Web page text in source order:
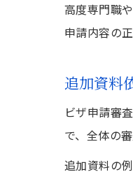
高度専門職
申請内容の
追加資料
ビザ申請審
で、全体の
追加資料の